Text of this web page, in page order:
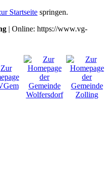
Startseite springen.
| Online: https://www.vg-